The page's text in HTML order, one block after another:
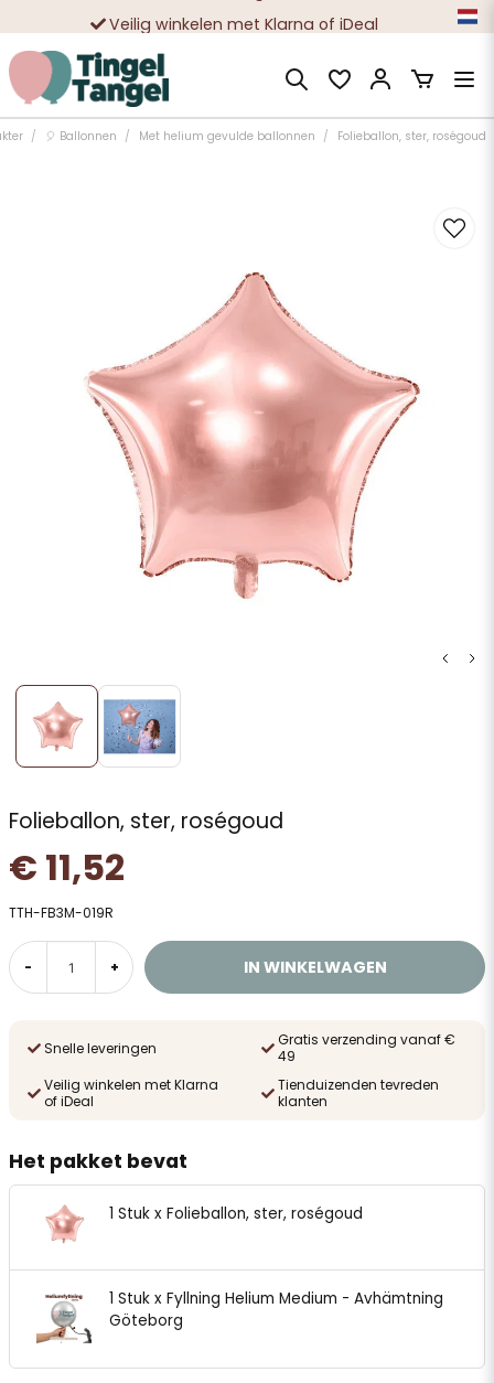
Veilig winkelen met Klarna of iDeal
Tienduizenden tevreden klanten
🎈 Ballonnen Met helium gevulde ballonnen Folieballon, ster, roségoud
Folieballon, ster, roségoud
€ 11,52
TTH-FB3M-019R
- + IN WINKELWAGEN
Snelle leveringen
Gratis verzending vanaf €
49
Veilig winkelen met Klarna
of iDeal
Tienduizenden tevreden
klanten
Het pakket bevat
1 Stuk x Folieballon, ster, roségoud
1 Stuk x Fyllning Helium Medium - Avhämtning
Göteborg